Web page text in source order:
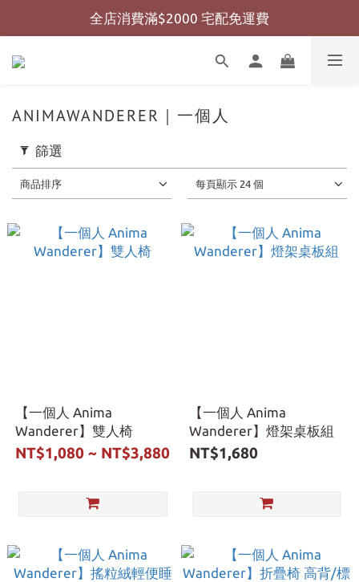
全店消費滿$999 超商免運費
全店消費滿$2000 宅配免運費
全店消費滿$999 超商免運費
ANIMAWANDERER｜一個人
篩選
商品排序 每頁顯示 24 個
【一個人 Anima
Wanderer】雙人椅
NT$1,080 ~ NT$3,880
【一個人 Anima
Wanderer】燈架桌板組
NT$1,680